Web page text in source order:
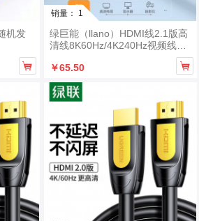
机发

销量： 1
绿巨能（llano）HDMI线2.1版高
清线8K60Hz/4K240Hz视频线3
￥65.50
